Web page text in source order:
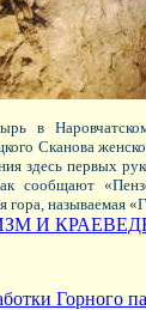
в
Сканова
здесь первых
сообщают
гора, называемая
И
Горного